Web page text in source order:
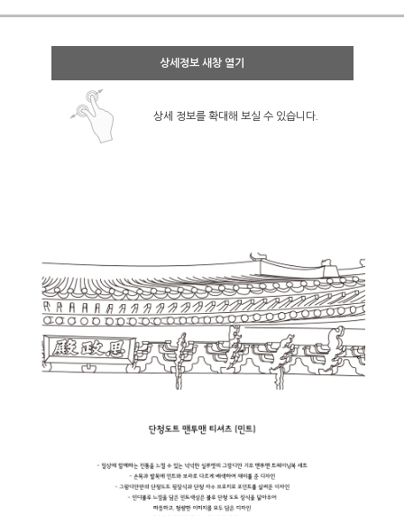
상세정보 새창 열기
상세 정보를 확대해 보실 수 있습니다.